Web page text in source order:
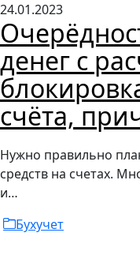
24.01.2023
денег с
счёта,
Нужно правильно
средств на счетах.
и…
Бухучет